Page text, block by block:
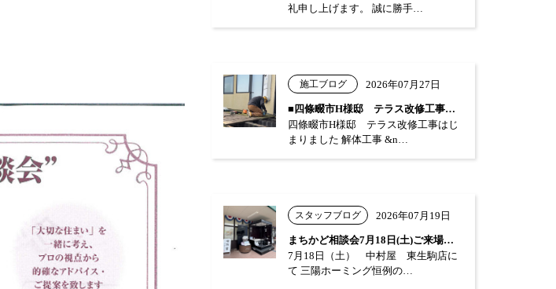
礼申し上げます。 誠に勝手…
施工ブログ 2026年07月27日
■四條畷市H様邸 テラス改修工事はじまり…
四條畷市H様邸 テラス改修工事はじ
まりました 解体工事 &n…
スタッフブログ 2026年07月19日
まちかど相談会7月18日(土)ご来場あり…
7月18日（土） 中村屋 東生駒店に
て 三陽ホーミング恒例の…